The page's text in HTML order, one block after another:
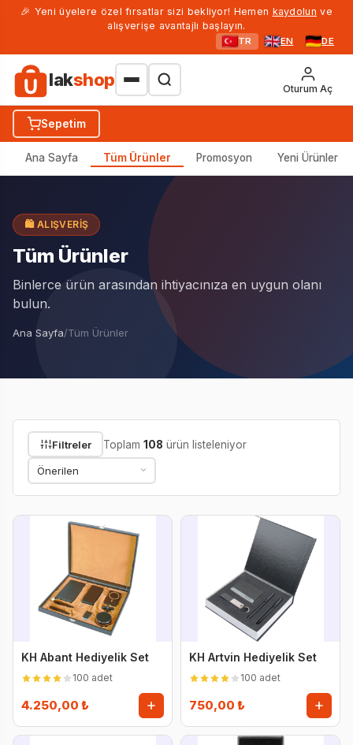
🎉 Yeni üyelere özel fırsatlar sizi bekliyor! Hemen kaydolun ve
alışverişe avantajlı başlayın.
TR EN DE
lakshop Oturum Aç
Sepetim
Ana Sayfa Tüm Ürünler Promosyon Yeni Ürünler
🛍️ ALIŞVERIŞ
Tüm Ürünler
Binlerce ürün arasından ihtiyacınıza en uygun olanı
bulun.
Ana Sayfa/Tüm Ürünler
Filtreler Toplam 108 ürün listeleniyor
KH Abant Hediyelik Set
100 adet
4.250,00 ₺
KH Artvin Hediyelik Set
100 adet
750,00 ₺